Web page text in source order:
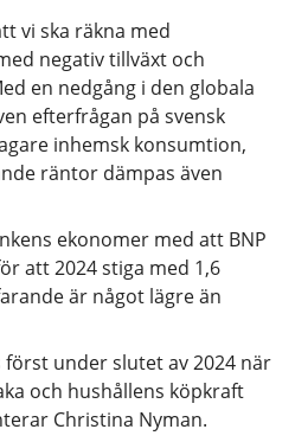
vi ska räkna med
negativ tillväxt och
en nedgång i den globala
efterfrågan på svensk
inhemsk konsumtion,
räntor dämpas även
ekonomer med att BNP
att 2024 stiga med 1,6
är något lägre än
under slutet av 2024 när
och hushållens köpkraft
Christina Nyman.